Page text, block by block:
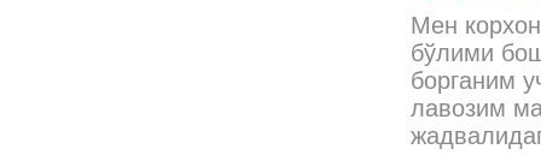
Мен
бўлими
борганим
лавозим